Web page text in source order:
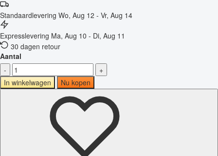
Standaardlevering Wo, Aug 12 - Vr, Aug 14
Expresslevering Ma, Aug 10 - Di, Aug 11
30 dagen retour
Aantal
-
+
In winkelwagen
Nu kopen